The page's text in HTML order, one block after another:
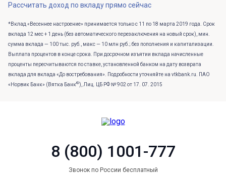
Рассчитать доход по вкладу прямо сейчас
*Вклад «Весеннее настроение» принимается только с 11 по 18 марта 2019 года. Срок
вклада 12 мес + 1 день (без автоматического перезаключения на новый срок), мин.
сумма вклада — 100 тыс. руб., макс — 10 млн руб.; без пополнения и капитализации.
Выплата процентов в конце срока. При досрочном изъятии вклада начисленные
проценты пересчитываются по ставке, установленной банком на дату возврата
вклада для вклада «До востребования». Подробности уточняйте на vtkbank.ru. ПАО
«Норвик Банк» (Вятка Банк®), Лиц. ЦБ РФ № 902 от 17. 07. 2015
8 (800) 1001-777
Звонок по России бесплатный